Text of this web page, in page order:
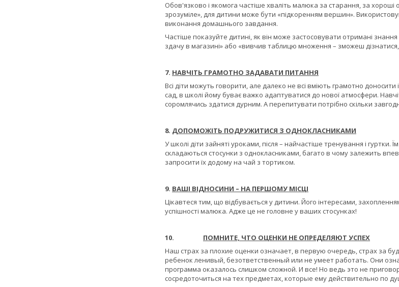
Обов'язково і якомога частіше хваліть малюка за старання, за
зрозуміле», для дитини може бути «підкоренням вершин».
виконання домашнього завдання.
Частіше показуйте дитині, як він може застосовувати отримані
здачу в магазині» або «вивчив таблицю множення – зможеш
7. НАВЧІТЬ ГРАМОТНО ЗАДАВАТИ ПИТАННЯ
Всі діти можуть говорити, але далеко не всі вміють грамотно
сад, в школі йому буває важко адаптуватися до нової атмосфери.
соромлячись здатися дурним. А перепитувати потрібно скільки
8. ДОПОМОЖІТЬ ПОДРУЖИТИСЯ З ОДНОКЛАСНИКАМИ
У школі діти зайняті уроками, після – найчастіше тренування і
складаються стосунки з однокласниками, багато в чому залежить
запросити їх додому на чай з тортиком.
9. ВАШІ ВІДНОСИНИ – НА ПЕРШОМУ МІСЦІ
Цікавтеся тим, що відбувається у дитини. Його інтересами,
успішності малюка. Адже це не головне у ваших стосунках!
10. ПОМНИТЕ, ЧТО ОЦЕНКИ НЕ ОПРЕДЕЛЯЮТ УСПЕХ
Наш страх за плохие оценки означает, в первую очередь, страх за
ребенок ленивый, безответственный или не умеет работать. Они
программа оказалось слишком сложной. И все! Но ведь это не
сосредоточиться на тех предметах, которые ему действительно по